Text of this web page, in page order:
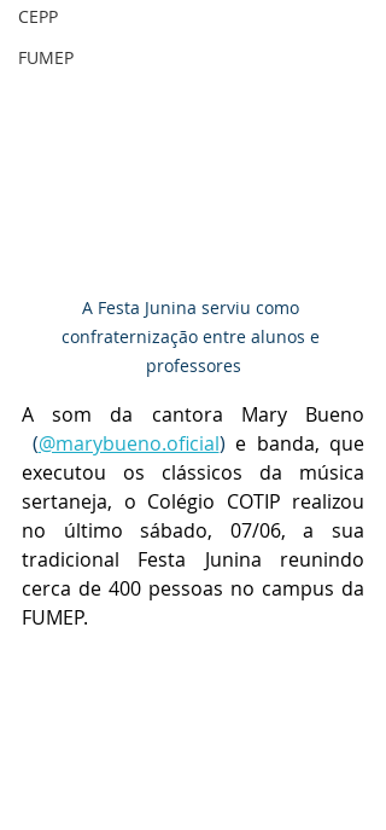
CEPP
FUMEP
A Festa Junina serviu como
confraternização entre alunos e
professores
(@marybueno.oficial) e banda, que
executou os clássicos da música
sertaneja, o Colégio COTIP realizou
no último sábado, 07/06, a sua
tradicional Festa Junina reunindo
cerca de 400 pessoas no campus da
FUMEP.